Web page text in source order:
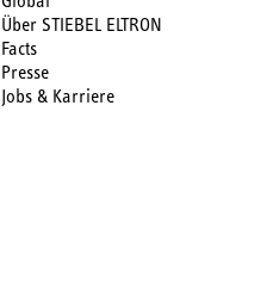
Über STIEBEL ELTRON
Facts
Presse
Jobs & Karriere